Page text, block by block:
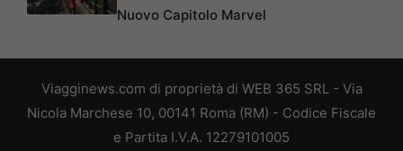
Nuovo Capitolo Marvel
Viagginews.com di proprietà di WEB 365 SRL - Via
Nicola Marchese 10, 00141 Roma (RM) - Codice Fiscale
e Partita I.V.A. 12279101005